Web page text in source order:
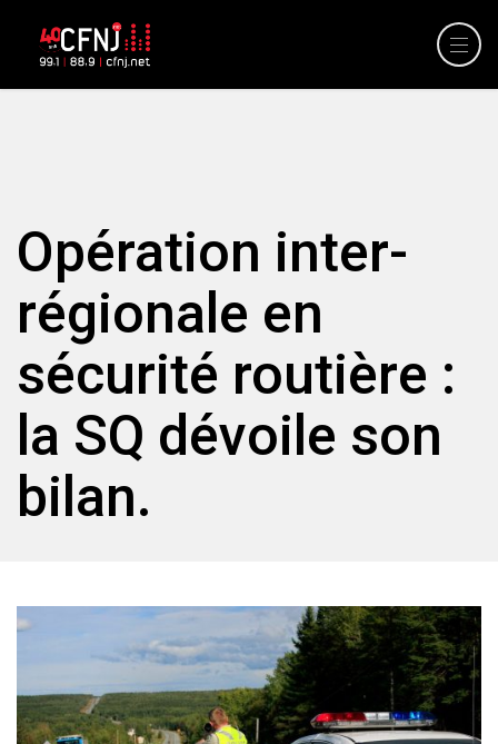
Opération inter-
régionale en
sécurité routière :
la SQ dévoile son
bilan.